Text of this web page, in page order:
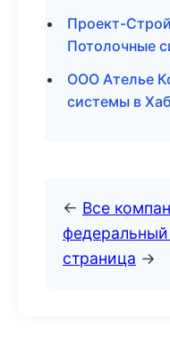
Проект-
Потолочные
ООО Ателье
системы в
← Все
федеральный
страница →